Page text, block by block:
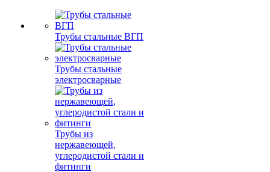
Трубы стальные ВГП
Трубы стальные
электросварные
Трубы из
нержавеющей,
углеродистой стали и
фитинги